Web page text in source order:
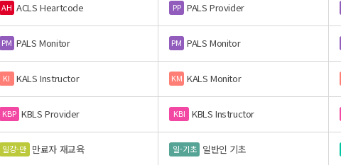
AH ACLS Heartcode PP PALS Provider
PM PALS Monitor PM PALS Monitor
KI KALS Instructor KM KALS Monitor
KBP KBLS Provider KBI KBLS Instructor
일강-만 만료자 재교육 일-기초 일반인 기초